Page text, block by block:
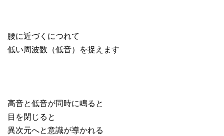
腰に近づくにつれて
低い周波数（低音）を捉えます
高音と低音が同時に鳴ると
目を閉じると
異次元へと意識が導かれる